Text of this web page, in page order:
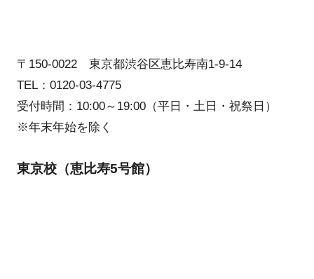
〒150-0022 東京都渋谷区恵比寿南1-9-14
TEL：0120-03-4775
受付時間：10:00～19:00（平日・土日・祝祭日）
※年末年始を除く
東京校（恵比寿5号館）